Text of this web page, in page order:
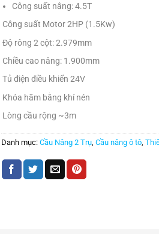
Công suất nâng: 4.5T
Công suất Motor 2HP (1.5Kw)
Độ rông 2 cột: 2.979mm
Chiều cao nâng: 1.900mm
Tủ điện điều khiển 24V
Khóa hãm bằng khí nén
Lòng cầu rộng ~3m
Danh mục: Cầu Nâng 2 Trụ, Cầu nâng ô tô,